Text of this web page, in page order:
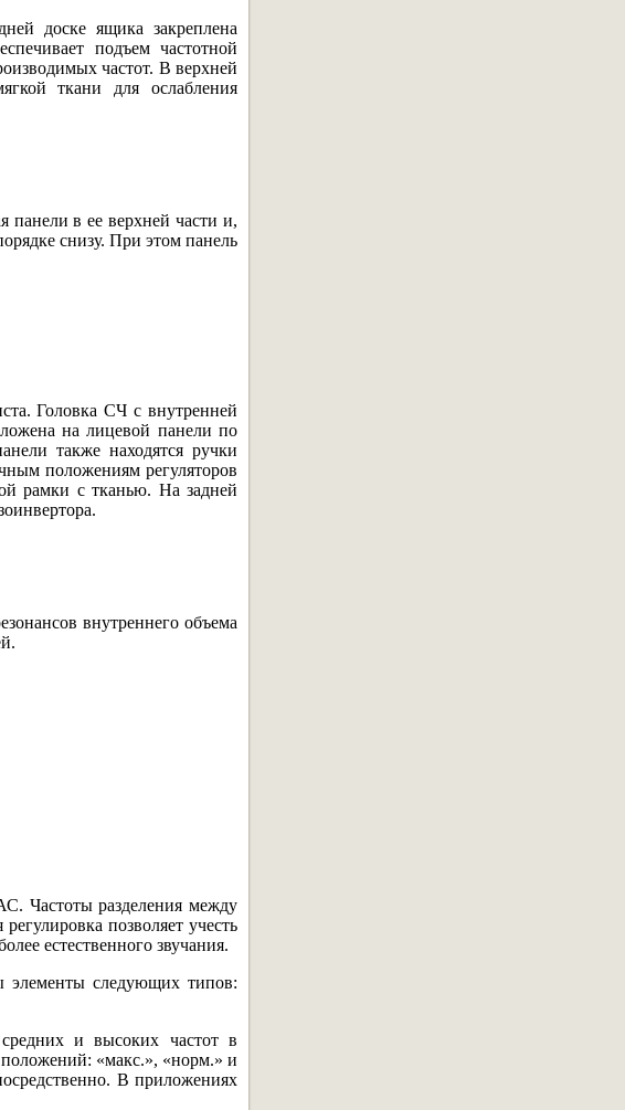
доске ящика закреплена
подъем частотной
частот. В верхней
ткани для ослабления
панели в ее верхней части и,
снизу. При этом панель
Головка СЧ с внутренней
на лицевой панели по
также находятся ручки
положениям регуляторов
рамки с тканью. На задней
внутреннего объема
Частоты разделения между
позволяет учесть
естественного звучания.
элементы следующих типов:
средних и высоких частот в
«макс.», «норм.» и
В приложениях